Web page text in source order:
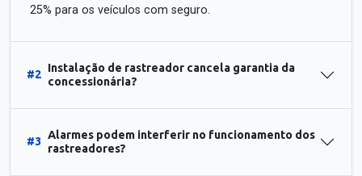
25% para os veículos com seguro.
#2
Instalação de rastreador cancela garantia da
concessionária?
#3
Alarmes podem interferir no funcionamento dos
rastreadores?